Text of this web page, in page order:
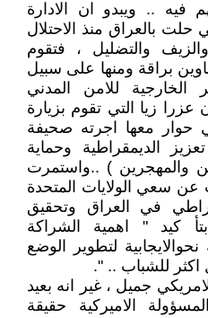
فيه .. ويبدو ان الادارة
حلت بالعراق منذ الاحتلال
والتضليل ، فتقوم
براقة ومنها على سبيل
الخارجية للامن المدني
عزرا زيا التي تقوم بزيارة
حوار معها اجرته صحيفة
الديمقراطية وحماية
والمهجرين ) ..واستمرت
عن سعي الولايات المتحدة
في العراق وتحقيق
بتأ كيد " اهمية الشراكة
نحوالايجابية لتطوير الوضع
للشباب .. ".
جميل ، غير انه بعيد
الاميركية حقيقة